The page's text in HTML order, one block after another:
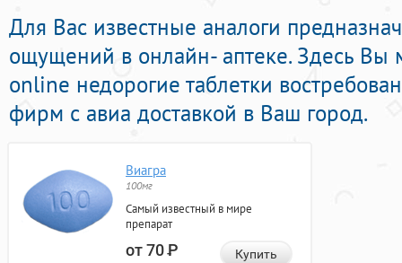
Для Вас известные аналоги
ощущений в онлайн- аптеке. Здесь Вы
online недорогие таблетки
фирм с авиа доставкой в Ваш город.
Виагра
100мг
Самый известный в мире
препарат
от 70Р Купить